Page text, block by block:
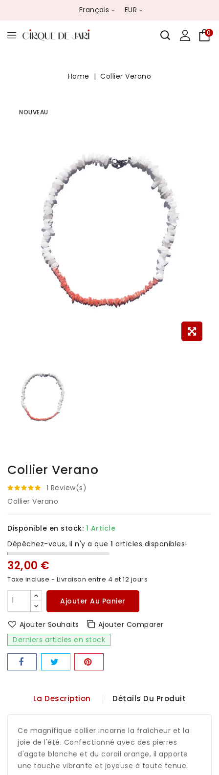
EUR
Français
0
Home Collier Verano
NOUVEAU
Collier Verano
1 Review(s)
Collier Verano
Disponible en stock: 1 Article
Dépêchez-vous, il n'y a que 1 articles disponibles!
32,00 €
Taxe incluse - Livraison entre 4 et 12 jours
Ajouter Au Panier
Ajouter Souhaits
Ajouter Comparer
Derniers articles en stock
La Description Détails Du Produit
Ce magnifique collier incarne la fraîcheur et la
joie de l'été. Confectionné avec des pierres
d'agate blanche et du corail orange, il apporte
une touche vibrante et joyeuse à toute tenue.